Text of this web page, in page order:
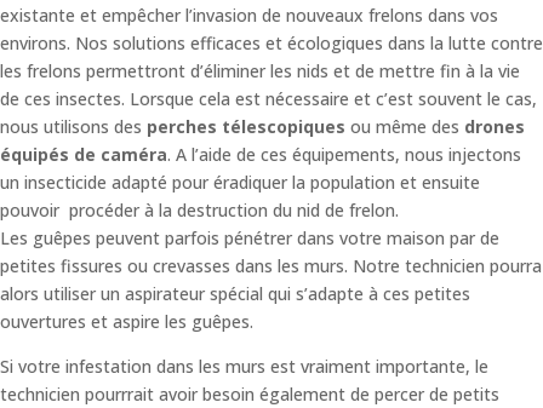
existante et empêcher l’invasion de nouveaux frelons dans vos
environs. Nos solutions efficaces et écologiques dans la lutte contre
les frelons permettront d’éliminer les nids et de mettre fin à la vie
de ces insectes. Lorsque cela est nécessaire et c’est souvent le cas,
nous utilisons des perches télescopiques ou même des drones
équipés de caméra. A l’aide de ces équipements, nous injectons
un insecticide adapté pour éradiquer la population et ensuite
pouvoir procéder à la destruction du nid de frelon.
Les guêpes peuvent parfois pénétrer dans votre maison par de
petites fissures ou crevasses dans les murs. Notre technicien pourra
alors utiliser un aspirateur spécial qui s’adapte à ces petites
ouvertures et aspire les guêpes.
Si votre infestation dans les murs est vraiment importante, le
technicien pourrrait avoir besoin également de percer de petits